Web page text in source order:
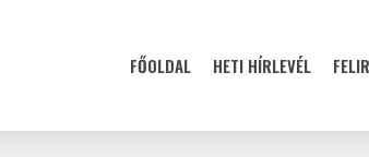
FŐOLDAL HETI HÍRLEVÉL